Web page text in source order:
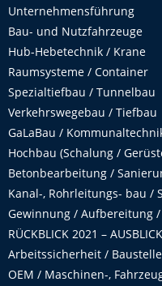
Unternehmensführung
Bau- und Nutzfahrzeuge
Hub-Hebetechnik / Krane
Raumsysteme / Container
Spezialtiefbau / Tunnelbau
Verkehrswegebau / Tiefbau
GaLaBau /
Hochbau (Schalung /
Betonbearbeitung /
Kanal-, Rohrleitungs- bau /
Gewinnung / Aufbereitung
RÜCKBLICK 2021 –
Arbeitssicherheit /
OEM / Maschinen-,